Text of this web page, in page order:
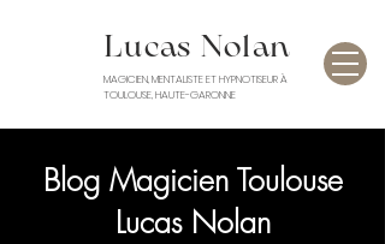
Lucas Nolan
MAGICIEN, MENTALISTE ET HYPNOTISEUR À
TOULOUSE, HAUTE-GARONNE
Blog Magicien Toulouse
Lucas Nolan